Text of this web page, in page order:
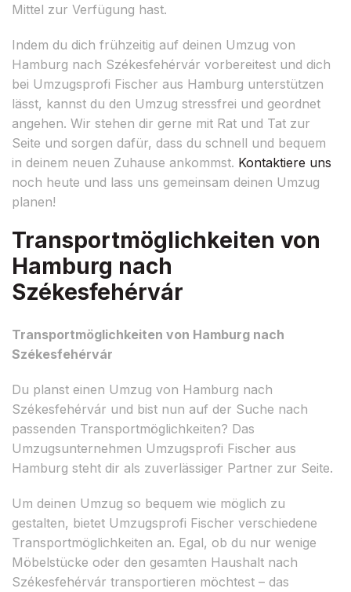
Mittel zur Verfügung hast.
Indem du dich frühzeitig auf deinen Umzug von
Hamburg nach Székesfehérvár vorbereitest und dich
bei Umzugsprofi Fischer aus Hamburg unterstützen
lässt, kannst du den Umzug stressfrei und geordnet
angehen. Wir stehen dir gerne mit Rat und Tat zur
Seite und sorgen dafür, dass du schnell und bequem
in deinem neuen Zuhause ankommst. Kontaktiere uns
noch heute und lass uns gemeinsam deinen Umzug
planen!
Transportmöglichkeiten von
Hamburg nach
Székesfehérvár
Transportmöglichkeiten von Hamburg nach
Székesfehérvár
Du planst einen Umzug von Hamburg nach
Székesfehérvár und bist nun auf der Suche nach
passenden Transportmöglichkeiten? Das
Umzugsunternehmen Umzugsprofi Fischer aus
Hamburg steht dir als zuverlässiger Partner zur Seite.
Um deinen Umzug so bequem wie möglich zu
gestalten, bietet Umzugsprofi Fischer verschiedene
Transportmöglichkeiten an. Egal, ob du nur wenige
Möbelstücke oder den gesamten Haushalt nach
Székesfehérvár transportieren möchtest – das